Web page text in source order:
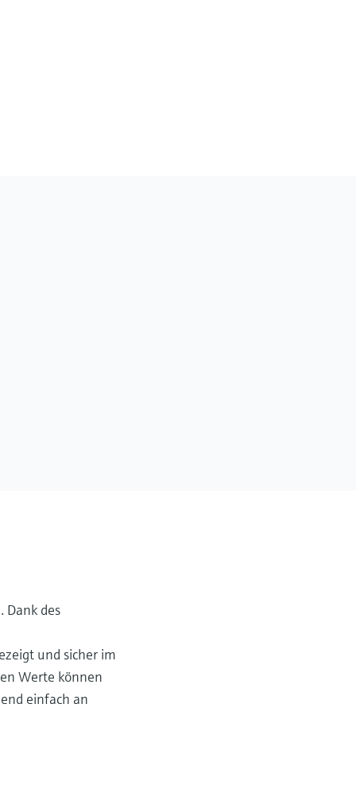
Dank des
und sicher im
Werte können
einfach an